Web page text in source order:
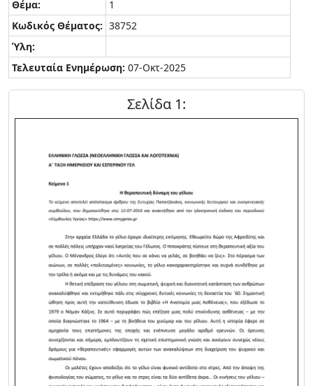
Θέμα:
1
Κωδικός Θέματος: 38752
Ύλη:
Τελευταία Ενημέρωση: 07-Οκτ-2025
Σελίδα 1: